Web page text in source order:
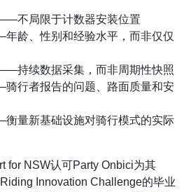
不局限于计数器安装位置
龄、性别和经验水平，而非仅仅
持续数据采集，而非周期性快照
行者报告的问题、路面质量和安
量新基础设施对骑行模式的实际
for NSW认可Party Onbici为其
Innovation Challenge的毕业